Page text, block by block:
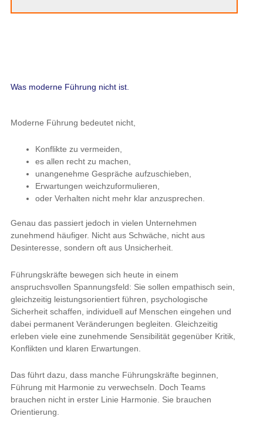
Was moderne Führung nicht ist.
Moderne Führung bedeutet nicht,
Konflikte zu vermeiden,
es allen recht zu machen,
unangenehme Gespräche aufzuschieben,
Erwartungen weichzuformulieren,
oder Verhalten nicht mehr klar anzusprechen.
Genau das passiert jedoch in vielen Unternehmen
zunehmend häufiger. Nicht aus Schwäche, nicht aus
Desinteresse, sondern oft aus Unsicherheit.
Führungskräfte bewegen sich heute in einem
anspruchsvollen Spannungsfeld: Sie sollen empathisch sein,
gleichzeitig leistungsorientiert führen, psychologische
Sicherheit schaffen, individuell auf Menschen eingehen und
dabei permanent Veränderungen begleiten. Gleichzeitig
erleben viele eine zunehmende Sensibilität gegenüber Kritik,
Konflikten und klaren Erwartungen.
Das führt dazu, dass manche Führungskräfte beginnen,
Führung mit Harmonie zu verwechseln. Doch Teams
brauchen nicht in erster Linie Harmonie. Sie brauchen
Orientierung.